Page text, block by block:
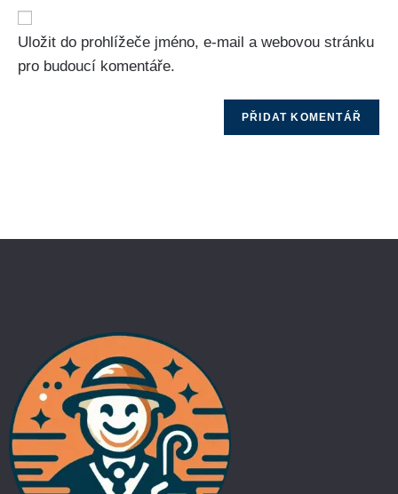
Uložit do prohlížeče jméno, e-mail a webovou stránku
pro budoucí komentáře.